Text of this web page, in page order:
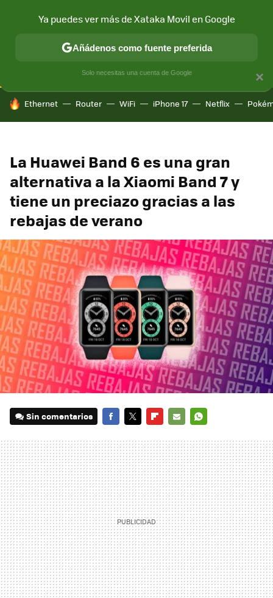
CONECTIVIDAD MÓVIL Y SOCIEDAD APLICACIONES
HOY SE HABLA DE
Ethernet Router WiFi iPhone 17 Netflix
La Huawei Band 6 es una gran
alternativa a la Xiaomi Band 7 y
tiene un preciazo gracias a las
rebajas de verano
Sin comentarios
MAIL
×
Ya puedes ver más de Xataka Movil en Google
Añádenos como fuente preferida
Solo necesitas una cuenta de Google